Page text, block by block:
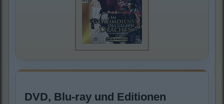
DVD, Blu-ray und Editionen